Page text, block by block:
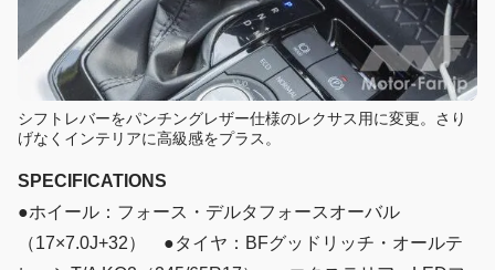
シフトレバーをパンチングレザー仕様のレクサス用に変更。さり
げなくインテリアに高級感をプラス。
SPECIFICATIONS
●ホイール：フォース・デルタフォースオーバル
（17×7.0J+32） ●タイヤ：BFグッドリッチ・オールテ